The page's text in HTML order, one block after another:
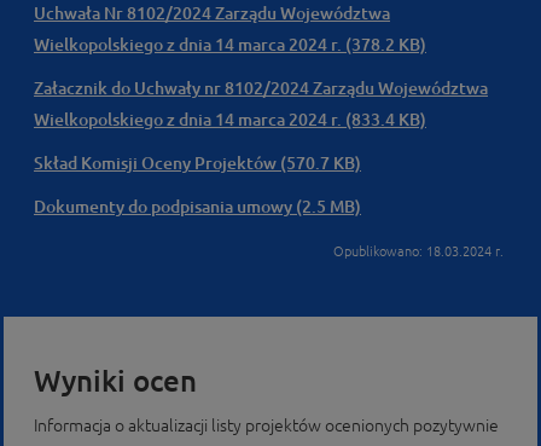
Uchwała Nr 8102/2024 Zarządu Województwa
Wielkopolskiego z dnia 14 marca 2024 r. (378.2 KB)
Załacznik do Uchwały nr 8102/2024 Zarządu Województwa
Wielkopolskiego z dnia 14 marca 2024 r. (833.4 KB)
Skład Komisji Oceny Projektów (570.7 KB)
Dokumenty do podpisania umowy (2.5 MB)
Opublikowano: 18.03.2024 r.
Wyniki ocen
Informacja o aktualizacji listy projektów ocenionych pozytywnie